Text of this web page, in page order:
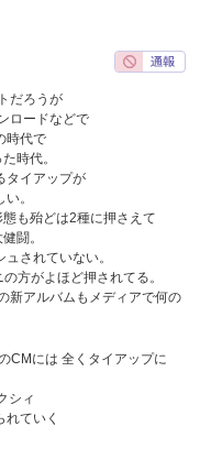
だろうが
ロードなどで
時代で
時代。
タイアップが
。
も殆どは2種に押さえて
闘。
されていない。
方がよほど押されてる。
新アルバムもメディアで何の
CMには 全くタイアップに
シィ
ていく